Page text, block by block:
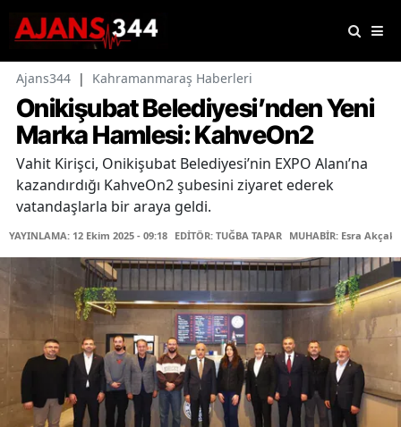
Ajans344 | Kahramanmaraş Haberleri
Onikişubat Belediyesi’nden Yeni
Marka Hamlesi: KahveOn2
Vahit Kirişci, Onikişubat Belediyesi’nin EXPO Alanı’na
kazandırdığı KahveOn2 şubesini ziyaret ederek
vatandaşlarla bir araya geldi.
YAYINLAMA: 12 Ekim 2025 - 09:18 EDİTÖR: TUĞBA TAPAR MUHABİR: Esra